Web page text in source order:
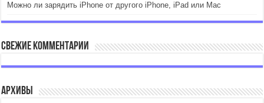
Можно ли зарядить iPhone от другого iPhone, iPad или Mac
Свежие комментарии
Архивы